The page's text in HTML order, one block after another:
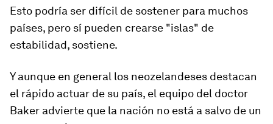
Esto podría ser difícil de sostener para muchos
países, pero sí pueden crearse "islas" de
estabilidad, sostiene.
Y aunque en general los neozelandeses destacan
el rápido actuar de su país, el equipo del doctor
Baker advierte que la nación no está a salvo de un